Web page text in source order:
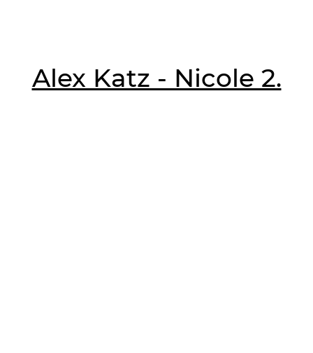
Alex Katz - Nicole 2.